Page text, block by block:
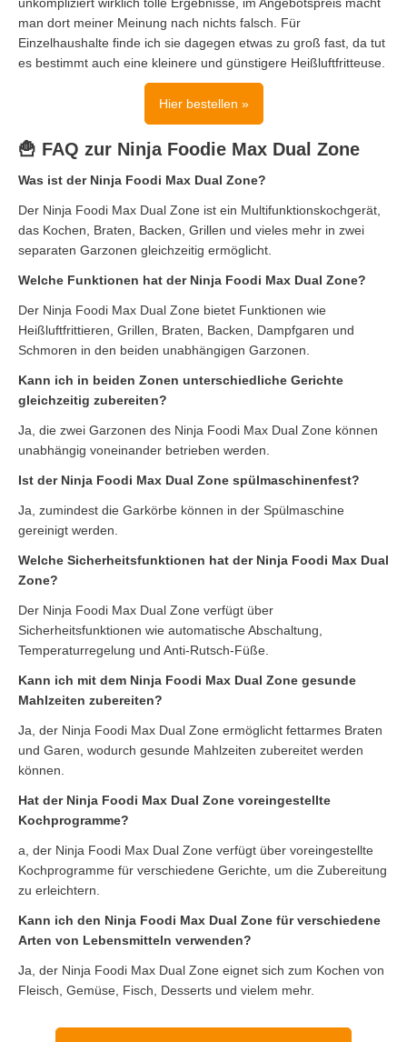
unkompliziert wirklich tolle Ergebnisse, im Angebotspreis macht
man dort meiner Meinung nach nichts falsch. Für
Einzelhaushalte finde ich sie dagegen etwas zu groß fast, da tut
es bestimmt auch eine kleinere und günstigere Heißluftfritteuse.
Hier bestellen »
🍟 FAQ zur Ninja Foodie Max Dual Zone
Was ist der Ninja Foodi Max Dual Zone?
Der Ninja Foodi Max Dual Zone ist ein Multifunktionskochgerät,
das Kochen, Braten, Backen, Grillen und vieles mehr in zwei
separaten Garzonen gleichzeitig ermöglicht.
Welche Funktionen hat der Ninja Foodi Max Dual Zone?
Der Ninja Foodi Max Dual Zone bietet Funktionen wie
Heißluftfrittieren, Grillen, Braten, Backen, Dampfgaren und
Schmoren in den beiden unabhängigen Garzonen.
Kann ich in beiden Zonen unterschiedliche Gerichte
gleichzeitig zubereiten?
Ja, die zwei Garzonen des Ninja Foodi Max Dual Zone können
unabhängig voneinander betrieben werden.
Ist der Ninja Foodi Max Dual Zone spülmaschinenfest?
Ja, zumindest die Garkörbe können in der Spülmaschine
gereinigt werden.
Welche Sicherheitsfunktionen hat der Ninja Foodi Max Dual
Zone?
Der Ninja Foodi Max Dual Zone verfügt über
Sicherheitsfunktionen wie automatische Abschaltung,
Temperaturregelung und Anti-Rutsch-Füße.
Kann ich mit dem Ninja Foodi Max Dual Zone gesunde
Mahlzeiten zubereiten?
Ja, der Ninja Foodi Max Dual Zone ermöglicht fettarmes Braten
und Garen, wodurch gesunde Mahlzeiten zubereitet werden
können.
Hat der Ninja Foodi Max Dual Zone voreingestellte
Kochprogramme?
a, der Ninja Foodi Max Dual Zone verfügt über voreingestellte
Kochprogramme für verschiedene Gerichte, um die Zubereitung
zu erleichtern.
Kann ich den Ninja Foodi Max Dual Zone für verschiedene
Arten von Lebensmitteln verwenden?
Ja, der Ninja Foodi Max Dual Zone eignet sich zum Kochen von
Fleisch, Gemüse, Fisch, Desserts und vielem mehr.